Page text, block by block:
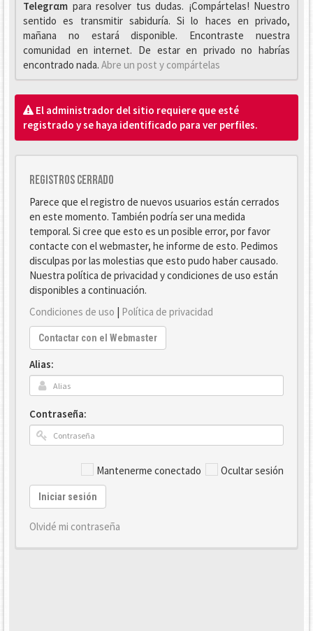
Telegrαm para resolver tus dudas. ¡Compártelas! Nuestro
sentido es transmitir sabiduría. Si lo haces en privado,
mañana no estará disponible. Encontraste nuestra
comunidad en internet. De estar en privado no habrías
encontrado nada. Abre un post y compártelas
El administrador del sitio requiere que esté
registrado y se haya identificado para ver perfiles.
Registros cerrado
Parece que el registro de nuevos usuarios están cerrados
en este momento. También podría ser una medida
temporal. Si cree que esto es un posible error, por favor
contacte con el webmaster, he informe de esto. Pedimos
disculpas por las molestias que esto pudo haber causado.
Nuestra política de privacidad y condiciones de uso están
disponibles a continuación.
Condiciones de uso | Política de privacidad
Contactar con el Webmaster
Alias:
Contraseña:
Mantenerme conectado Ocultar sesión
Iniciar sesión
Olvidé mi contraseña